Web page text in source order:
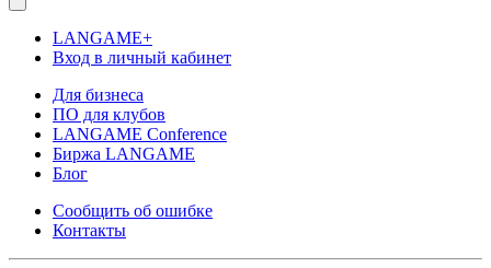
LANGAME+
Вход в личный кабинет
Для бизнеса
ПО для клубов
LANGAME Conference
Биржа LANGAME
Блог
Сообщить об ошибке
Контакты